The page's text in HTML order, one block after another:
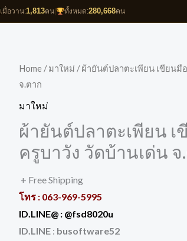
เมื่อวาน:1,813คน ทั้งหมด:280,668คน
Home /มาใหม่ / ผ้ายันต์ปลาตะเพียน เขียนมื
จ.ตาก
มาใหม่
ผ้ายันต์ปลาตะเพียน
ครูบาวัง วัดบ้านเด่น จ
+ Free Shipping
โทร : 063-969-5995
ID.LINE@ : @fsd8020u
ID.LINE : busoftware52